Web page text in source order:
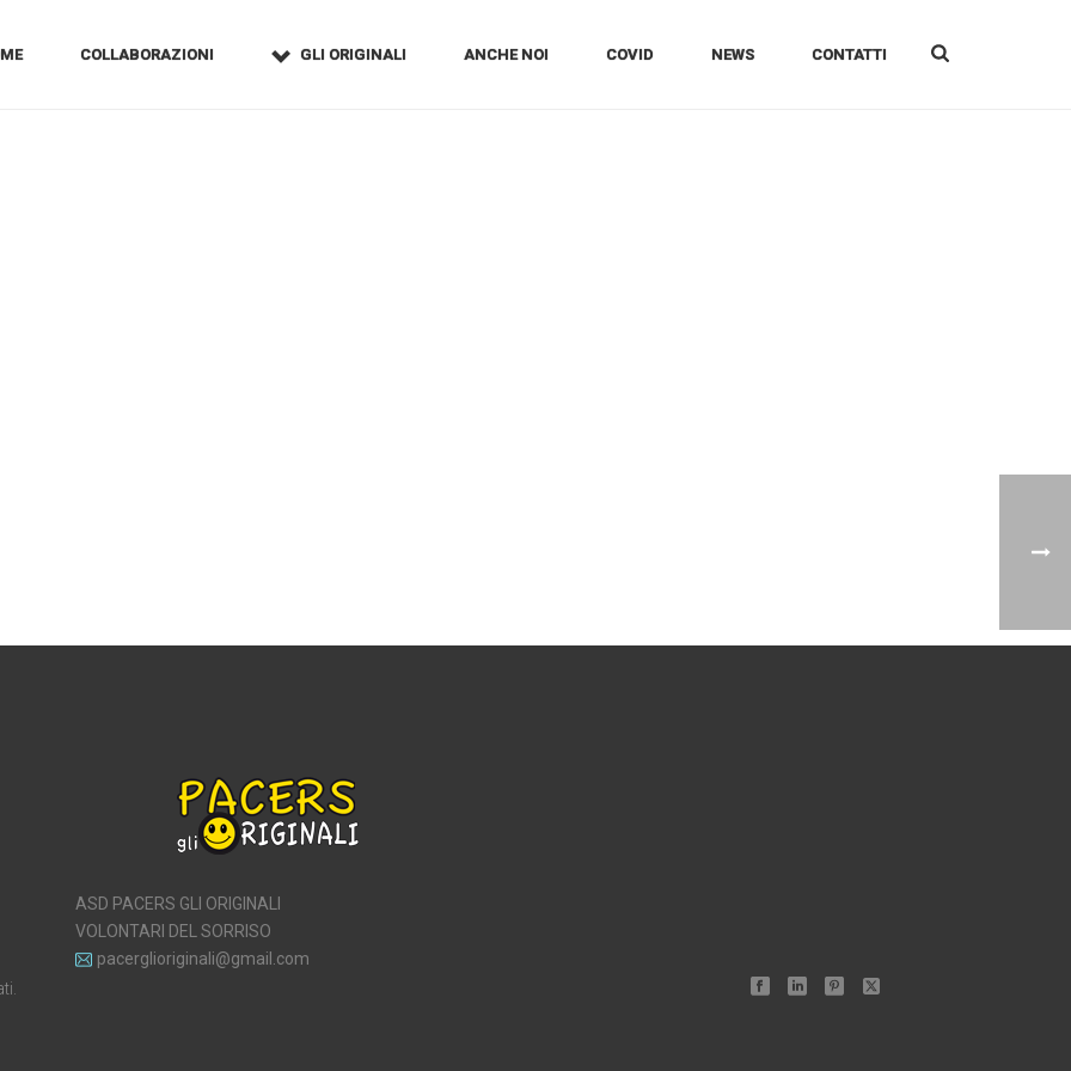
COLLABORAZIONI GLI ORIGINALI ANCHE NOI COVID NEWS CONTATTI
ASD PACERS GLI ORIGINALI
VOLONTARI DEL SORRISO
pacerglioriginali@gmail.com